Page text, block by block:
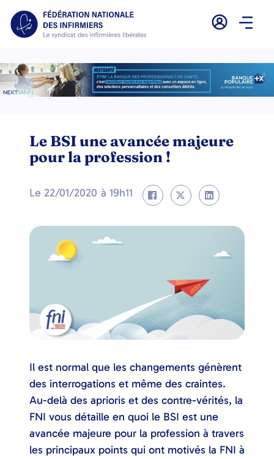
Le BSI une avancée majeure
pour la profession !
Le 22/01/2020 à 19h11
Il est normal que les changements génèrent
des interrogations et même des craintes.
Au-delà des aprioris et des contre-vérités, la
FNI vous détaille en quoi le BSI est une
avancée majeure pour la profession à travers
les principaux points qui ont motivés la FNI à